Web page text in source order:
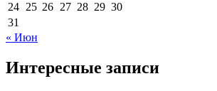
24 25 26 27 28 29 30
31
« Июн
Интересные записи